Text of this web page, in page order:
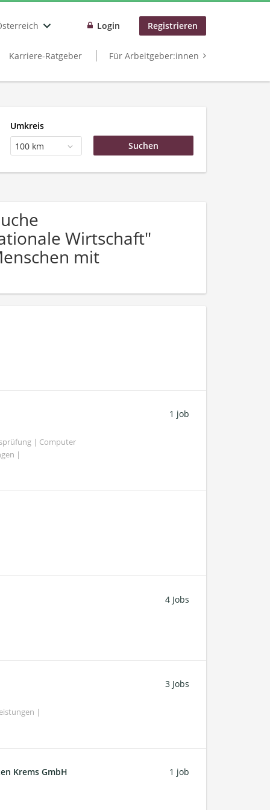
Login Registrieren
Karriere-Ratgeber Für Arbeitgeber:innen
Umkreis
100 km
Wirtschaft"
mit
| Computer
|
1 job
4 Jobs
|
3 Jobs
Krems GmbH 1 job